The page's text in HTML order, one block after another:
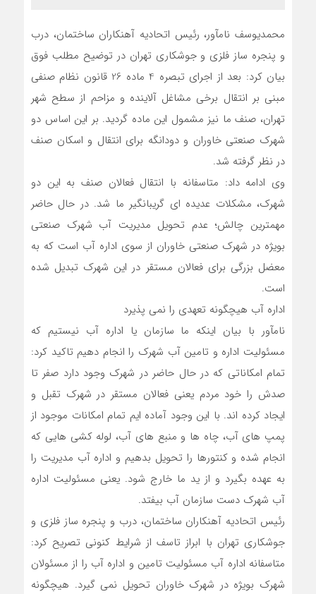
محمدیوسف نام‎آور، رئیس اتحادیه آهنکاران ساختمان، درب
و پنجره ساز فلزی و جوشکاری تهران در توضیح مطلب فوق
بیان کرد: بعد از اجرای تبصره 4 ماده 26 قانون نظام صنفی
مبنی بر انتقال برخی مشاغل آلاینده و مزاحم از سطح شهر
تهران، صنف ما نیز مشمول این ماده گردید. بر این اساس دو
شهرک صنعتی خاوران و دودانگه برای انتقال و اسکان صنف
در نظر گرفته شد.
وی ادامه داد: متاسفانه با انتقال فعالان صنف به این دو
شهرک، مشکلات عدیده ای گریبانگیر ما شد. در حال حاضر
مهمترین چالش؛ عدم تحویل مدیریت آب شهرک صنعتی
بویژه در شهرک صنعتی خاوران از سوی اداره آب است که به
معضل بزرگی برای فعالان مستقر در این شهرک تبدیل شده
است.
اداره آب هیچگونه تعهدی را نمی پذیرد
نام‎آور با بیان اینکه ما سازمان یا اداره آب نیستیم که
مسئولیت اداره و تامین آب شهرک را انجام دهیم تاکید کرد:
تمام امکاناتی که در حال حاضر در شهرک وجود دارد صفر تا
صدش را خود مردم یعنی فعالان مستقر در شهرک تقبل و
ایجاد کرده اند. با این وجود آماده ایم تمام امکانات موجود از
پمپ های آب، چاه ها و منبع های آب، لوله کشی هایی که
انجام شده و کنتورها را تحویل بدهیم و اداره آب مدیریت را
به عهده بگیرد و از ید ما خارج شود. یعنی مسئولیت اداره
آب شهرک دست سازمان آب بیفتد.
رئیس اتحادیه آهنکاران ساختمان، درب و پنجره ساز فلزی و
جوشکاری تهران با ابراز تاسف از شرایط کنونی تصریح کرد:
متاسفانه اداره آب مسئولیت تامین و اداره آب را از مسئولان
شهرک بویژه در شهرک خاوران تحویل نمی گیرد. هیچگونه